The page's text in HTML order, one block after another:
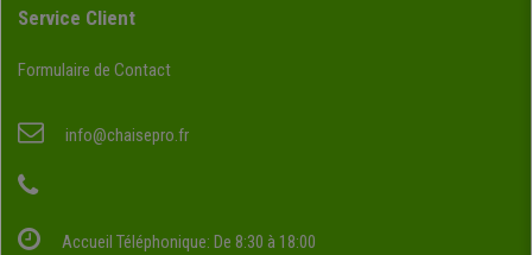
Service Client
Formulaire de Contact
info@chaisepro.fr
Accueil Téléphonique: De 8:30 à 18:00